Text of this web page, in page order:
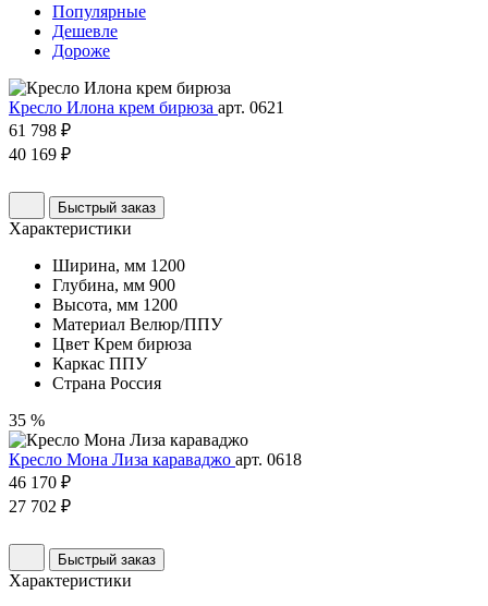
Популярные
Дешевле
Дороже
Кресло Илона крем бирюза арт. 0621
61 798 ₽
40 169 ₽
Быстрый заказ
Характеристики
Ширина, мм 1200
Глубина, мм 900
Высота, мм 1200
Материал Велюр/ППУ
Цвет Крем бирюза
Каркас ППУ
Страна Россия
35 %
Кресло Мона Лиза караваджо арт. 0618
46 170 ₽
27 702 ₽
Быстрый заказ
Характеристики